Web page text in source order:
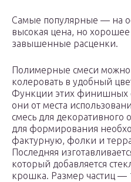
Самые популярные — на
высокая цена, но
завышенные расценки.
Полимерные смеси
колеровать в удобный
Функции этих финишных
они от места
смесь для
для формирования
фактурную, фолки и
Последняя
который добавляется
крошка. Размер частиц —